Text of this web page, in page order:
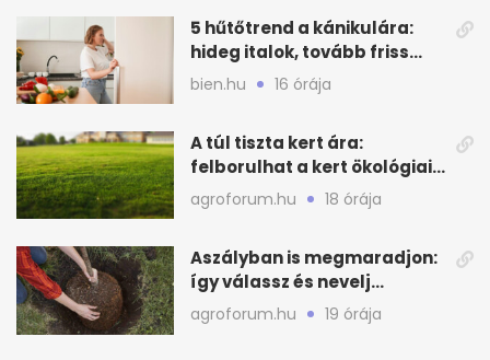
5 hűtőtrend a kánikulára:
hideg italok, tovább friss
alapanyagok
bien.hu 16 órája
A túl tiszta kert ára:
felborulhat a kert ökológiai
egyensúlya
agroforum.hu 18 órája
Aszályban is megmaradjon:
így válassz és nevelj
gyümölcsfát
agroforum.hu 19 órája